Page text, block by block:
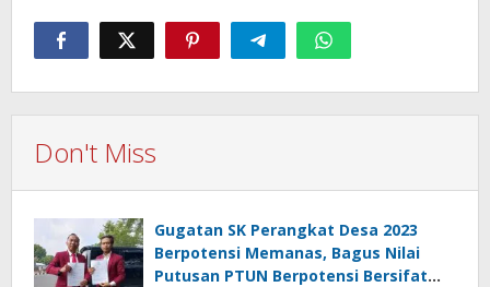
Don't Miss
Gugatan SK Perangkat Desa 2023
Berpotensi Memanas, Bagus Nilai
Putusan PTUN Berpotensi Bersifat